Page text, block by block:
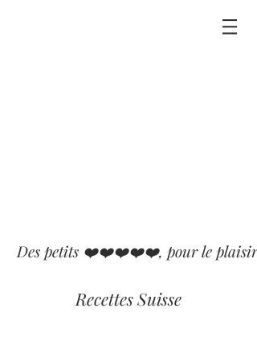
Des petits ❤️❤️❤️❤️❤️, pour le plaisir
Recettes Suisse